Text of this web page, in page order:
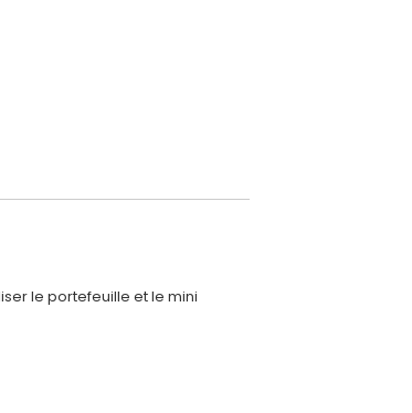
le portefeuille et le mini